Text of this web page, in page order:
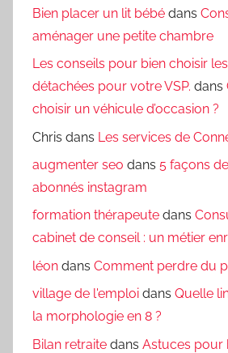
Bien placer un lit bébé dans
aménager une petite chambre
Les conseils pour bien choisir
détachées pour votre VSP. dans
choisir un véhicule d’occasion ?
Chris dans Les services de
augmenter seo dans 5 façons
abonnés instagram
formation thérapeute dans
cabinet de conseil : un métier
léon dans Comment perdre du
village de l'emploi dans Quelle
la morphologie en 8 ?
Bilan retraite dans Astuces pour